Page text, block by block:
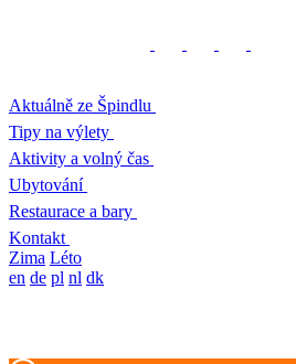
Aktuálně ze Špindlu
Tipy na výlety
Aktivity a volný čas
Ubytování
Restaurace a bary
Kontakt
Zima Léto
en de pl nl dk